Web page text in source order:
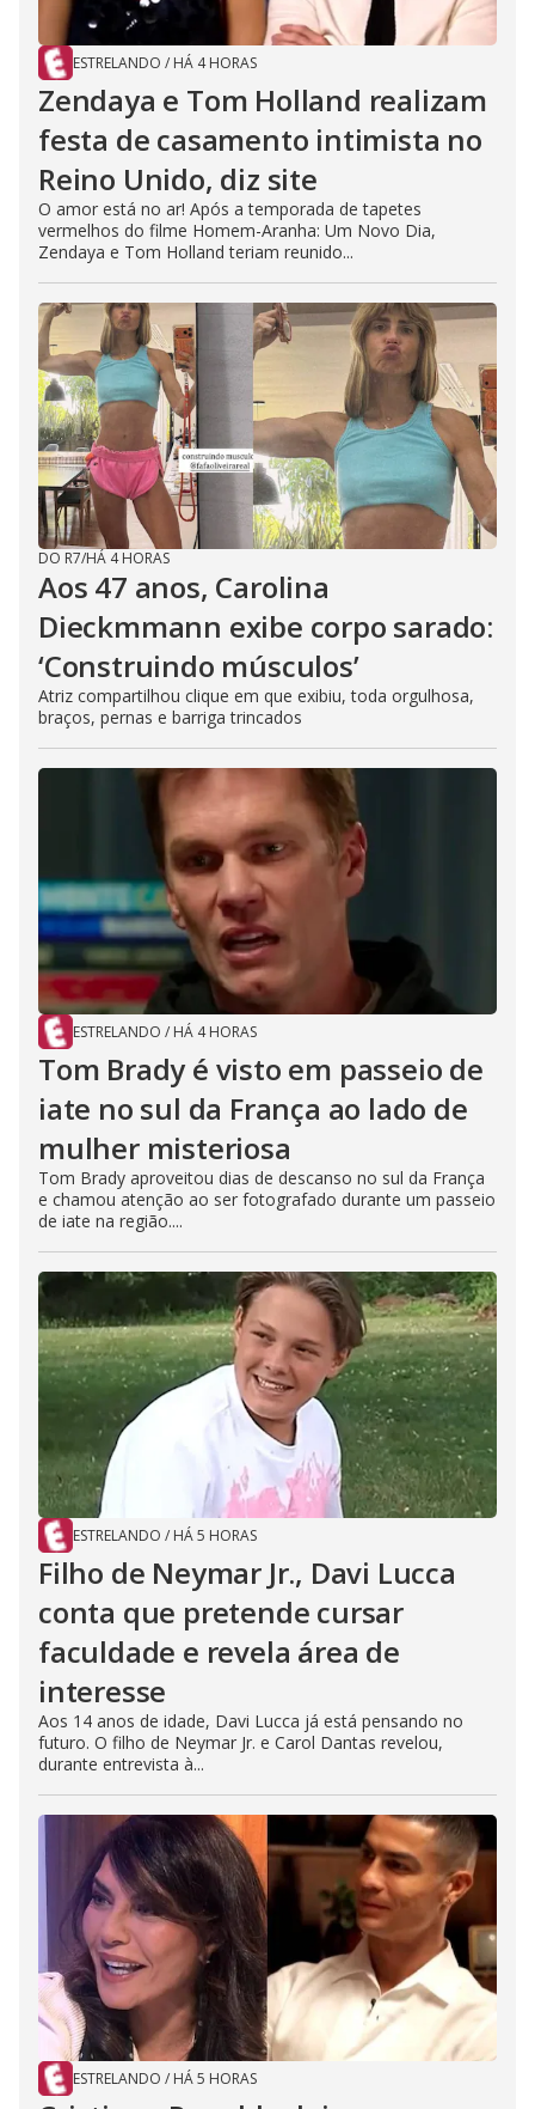
ESTRELANDO / HÁ 4 HORAS
Zendaya e Tom Holland realizam
festa de casamento intimista no
Reino Unido, diz site
O amor está no ar! Após a temporada de tapetes
vermelhos do filme Homem-Aranha: Um Novo Dia,
Zendaya e Tom Holland teriam reunido...
DO R7/HÁ 4 HORAS
Aos 47 anos, Carolina
Dieckmmann exibe corpo sarado:
‘Construindo músculos’
Atriz compartilhou clique em que exibiu, toda orgulhosa,
braços, pernas e barriga trincados
ESTRELANDO / HÁ 4 HORAS
Tom Brady é visto em passeio de
iate no sul da França ao lado de
mulher misteriosa
Tom Brady aproveitou dias de descanso no sul da França
e chamou atenção ao ser fotografado durante um passeio
de iate na região....
ESTRELANDO / HÁ 5 HORAS
Filho de Neymar Jr., Davi Lucca
conta que pretende cursar
faculdade e revela área de
interesse
Aos 14 anos de idade, Davi Lucca já está pensando no
futuro. O filho de Neymar Jr. e Carol Dantas revelou,
durante entrevista à...
ESTRELANDO / HÁ 5 HORAS